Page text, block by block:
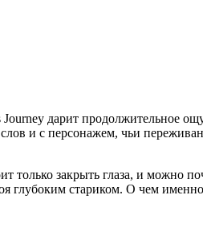
дарит продолжительное
и с персонажем, чьи
только закрыть глаза, и можно
глубоким стариком. О чем